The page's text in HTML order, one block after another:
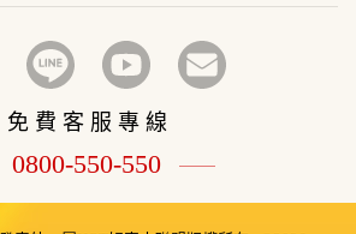
免 費 客 服 專 線
0800-550-550